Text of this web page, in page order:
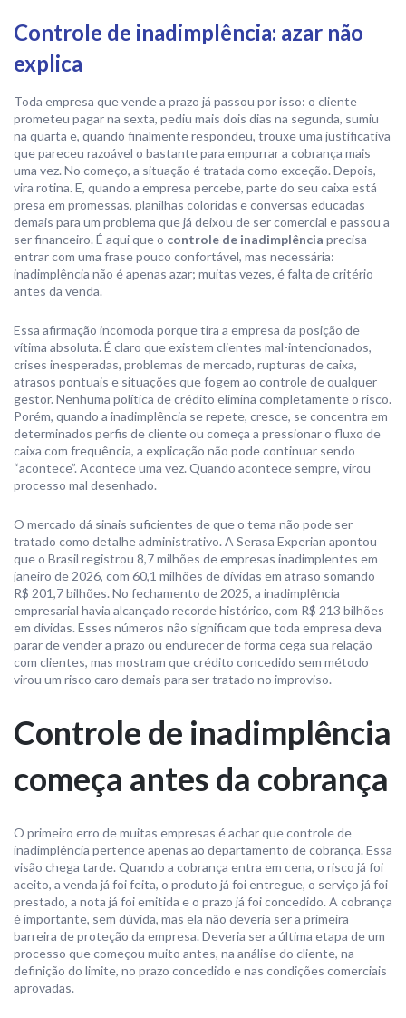
Controle de inadimplência: azar não
explica
Toda empresa que vende a prazo já passou por isso: o cliente
prometeu pagar na sexta, pediu mais dois dias na segunda, sumiu
na quarta e, quando finalmente respondeu, trouxe uma justificativa
que pareceu razoável o bastante para empurrar a cobrança mais
uma vez. No começo, a situação é tratada como exceção. Depois,
vira rotina. E, quando a empresa percebe, parte do seu caixa está
presa em promessas, planilhas coloridas e conversas educadas
demais para um problema que já deixou de ser comercial e passou a
ser financeiro. É aqui que o controle de inadimplência precisa
entrar com uma frase pouco confortável, mas necessária:
inadimplência não é apenas azar; muitas vezes, é falta de critério
antes da venda.
Essa afirmação incomoda porque tira a empresa da posição de
vítima absoluta. É claro que existem clientes mal-intencionados,
crises inesperadas, problemas de mercado, rupturas de caixa,
atrasos pontuais e situações que fogem ao controle de qualquer
gestor. Nenhuma política de crédito elimina completamente o risco.
Porém, quando a inadimplência se repete, cresce, se concentra em
determinados perfis de cliente ou começa a pressionar o fluxo de
caixa com frequência, a explicação não pode continuar sendo
“acontece”. Acontece uma vez. Quando acontece sempre, virou
processo mal desenhado.
O mercado dá sinais suficientes de que o tema não pode ser
tratado como detalhe administrativo. A Serasa Experian apontou
que o Brasil registrou 8,7 milhões de empresas inadimplentes em
janeiro de 2026, com 60,1 milhões de dívidas em atraso somando
R$ 201,7 bilhões. No fechamento de 2025, a inadimplência
empresarial havia alcançado recorde histórico, com R$ 213 bilhões
em dívidas. Esses números não significam que toda empresa deva
parar de vender a prazo ou endurecer de forma cega sua relação
com clientes, mas mostram que crédito concedido sem método
virou um risco caro demais para ser tratado no improviso.
Controle de inadimplência
começa antes da cobrança
O primeiro erro de muitas empresas é achar que controle de
inadimplência pertence apenas ao departamento de cobrança. Essa
visão chega tarde. Quando a cobrança entra em cena, o risco já foi
aceito, a venda já foi feita, o produto já foi entregue, o serviço já foi
prestado, a nota já foi emitida e o prazo já foi concedido. A cobrança
é importante, sem dúvida, mas ela não deveria ser a primeira
barreira de proteção da empresa. Deveria ser a última etapa de um
processo que começou muito antes, na análise do cliente, na
definição do limite, no prazo concedido e nas condições comerciais
aprovadas.